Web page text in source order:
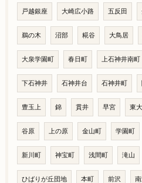
戸越銀座 大崎広小路 五反田
鵜の木 沼部 糀谷 大鳥居
大泉学園町 春日町 上石神井南町
下石神井 石神井台 石神井町
豊玉上 錦 貫井 早宮 東
谷原 上の原 金山町 学園町
新川町 神宝町 浅間町 滝山
ひばりが丘団地 本町 前沢 南